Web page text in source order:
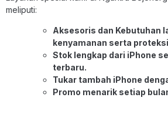
meliputi:
Aksesoris dan Kebutuhan
kenyamanan serta
Stok lengkap dari iPhone
terbaru.
Tukar tambah iPhone
Promo menarik setiap